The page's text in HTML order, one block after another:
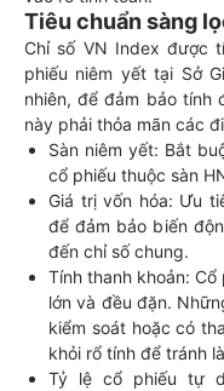
Tiêu chuẩn sàng
Chỉ số VN Index được
phiếu niêm yết tại Sở
nhiên, để đảm bảo tính
này phải thỏa mãn các
Sàn niêm yết: Bắt
cổ phiếu thuộc sàn
Giá trị vốn hóa: Ưu
để đảm bảo biến
đến chỉ số chung.
Tính thanh khoản:
lớn và đều đặn.
kiểm soát hoặc có
khỏi rổ tính để tránh
Tỷ lệ cổ phiếu tự